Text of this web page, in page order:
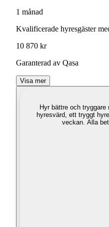
1 månad
Kvalificerade hyresgäster
10 870 kr
Garanterad av Qasa
Visa mer
Hyr bättre och tryggare
hyresvärd, ett tryggt
veckan. Alla